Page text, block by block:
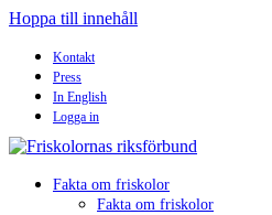
Hoppa till innehåll
Kontakt
Press
In English
Logga in
Fakta om friskolor
Fakta om friskolor